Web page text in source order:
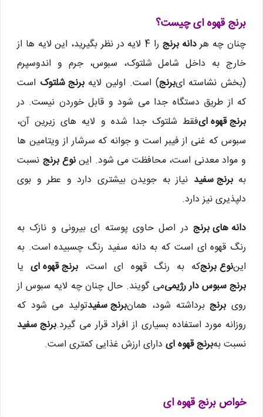
برنج قهوه ای چیست؟
چنان چه هردانه برنج
را 4 لایه در نظر بگیرید، این لایه ها از
خارج به داخل شامل شلتوک، سبوس، جرم و اندوسپرم
(بخش نشاسته ایبرنج) است. اولین لایهبرنج شلتوک است
که از طریق دستگاه جدا می شود و قابل خوردن نیست. در
برنج قهوه ایفقط شلتوک جدا شده و لایه های زیرین آن،
سبوس که غنی از فیبر است و جوانه که سرشار از ویتامین ها
و مواد معدنی است، محافظت می شود. ایننوع برنج نسبت
بهبرنج سفید نیاز به جویدن بیشتری دارد و عطر و بوی
دلپذیری نیز دارد.
دانه های برنج در اصل حاوی پوسته ای بیرونی و نازک به
رنگ قهوه ای است که به دانه سفید رنگ چسبیده است. به
ایننوع برنجکه به رنگ قهوه ای است، برنج قهوه اییا
برنج سبوس دار رژیمیمی گویند. حال چنان چه لایه سبوس از
روی برنجبرداشته شود، همانبرنج سفیدتولید می شود که
روزانه مورد استفاده بسیاری از افراد قرار می گیرد.برنج سفید
نسبت بهبرنج قهوه ای دارای ارزش غذایی کمتری است.
خواص برنج قهوه ای